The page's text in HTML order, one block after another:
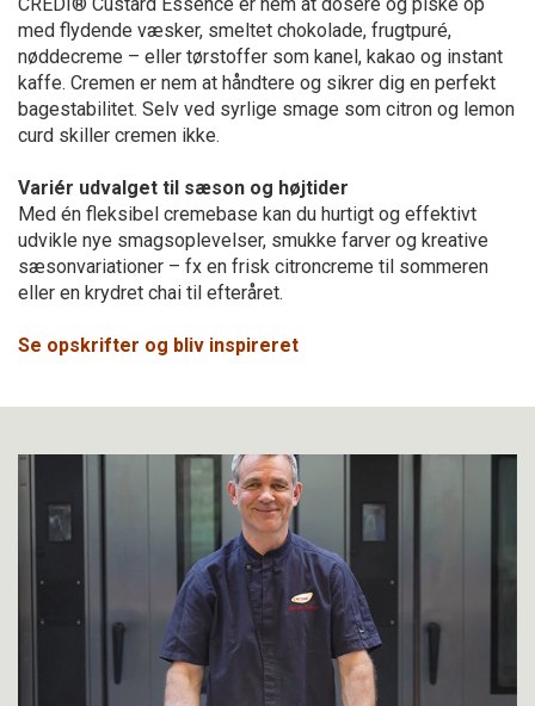
med flydende væsker, smeltet chokolade, frugtpuré,
nøddecreme – eller tørstoffer som kanel, kakao og instant
kaffe. Cremen er nem at håndtere og sikrer dig en perfekt
bagestabilitet. Selv ved syrlige smage som citron og lemon
curd skiller cremen ikke.
Variér udvalget til sæson og højtider
Med én fleksibel cremebase kan du hurtigt og effektivt
udvikle nye smagsoplevelser, smukke farver og kreative
sæsonvariationer – fx en frisk citroncreme til sommeren
eller en krydret chai til efteråret.
Se opskrifter og bliv inspireret